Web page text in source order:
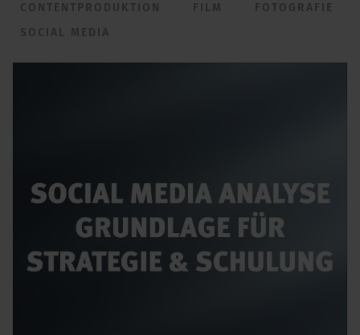
CONTENTPRODUKTION
FILM
FOTOGRAFIE
SOCIAL MEDIA